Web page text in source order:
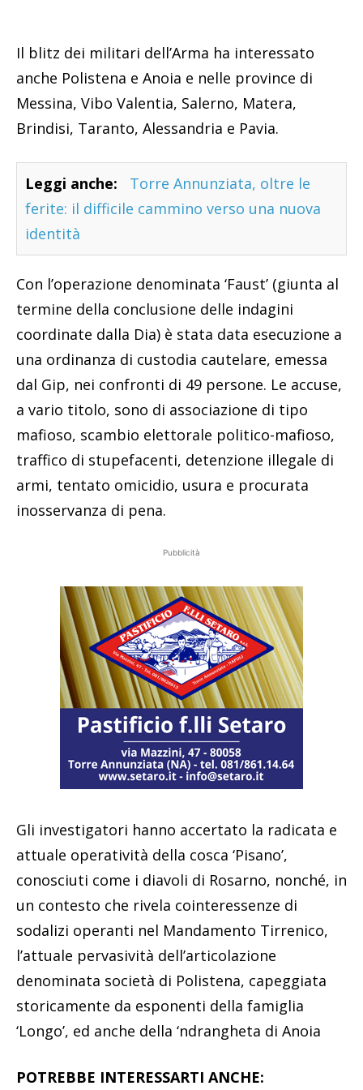
Il blitz dei militari dell’Arma ha interessato
anche Polistena e Anoia e nelle province di
Messina, Vibo Valentia, Salerno, Matera,
Brindisi, Taranto, Alessandria e Pavia.
Leggi anche:
Torre Annunziata, oltre le
ferite: il difficile cammino verso una nuova
identità
Con l’operazione denominata ‘Faust’ (giunta al
termine della conclusione delle indagini
coordinate dalla Dia) è stata data esecuzione a
una ordinanza di custodia cautelare, emessa
dal Gip, nei confronti di 49 persone. Le accuse,
a vario titolo, sono di associazione di tipo
mafioso, scambio elettorale politico-mafioso,
traffico di stupefacenti, detenzione illegale di
armi, tentato omicidio, usura e procurata
inosservanza di pena.
Pubblicità
Gli investigatori hanno accertato la radicata e
attuale operatività della cosca ‘Pisano’,
conosciuti come i diavoli di Rosarno, nonché, in
un contesto che rivela cointeressenze di
sodalizi operanti nel Mandamento Tirrenico,
l’attuale pervasività dell’articolazione
denominata società di Polistena, capeggiata
storicamente da esponenti della famiglia
‘Longo’, ed anche della ‘ndrangheta di Anoia
POTREBBE INTERESSARTI ANCHE: